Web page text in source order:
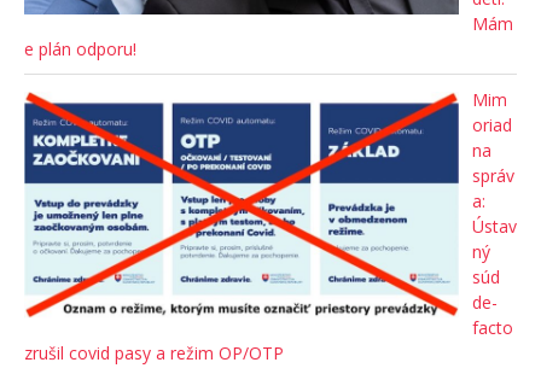
Mám
e plán odporu!
Mim
oriad
na
správ
a:
Ústav
ný
súd
de-
facto
zrušil covid pasy a režim OP/OTP